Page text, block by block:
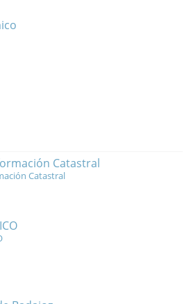
Catastral
Catastral